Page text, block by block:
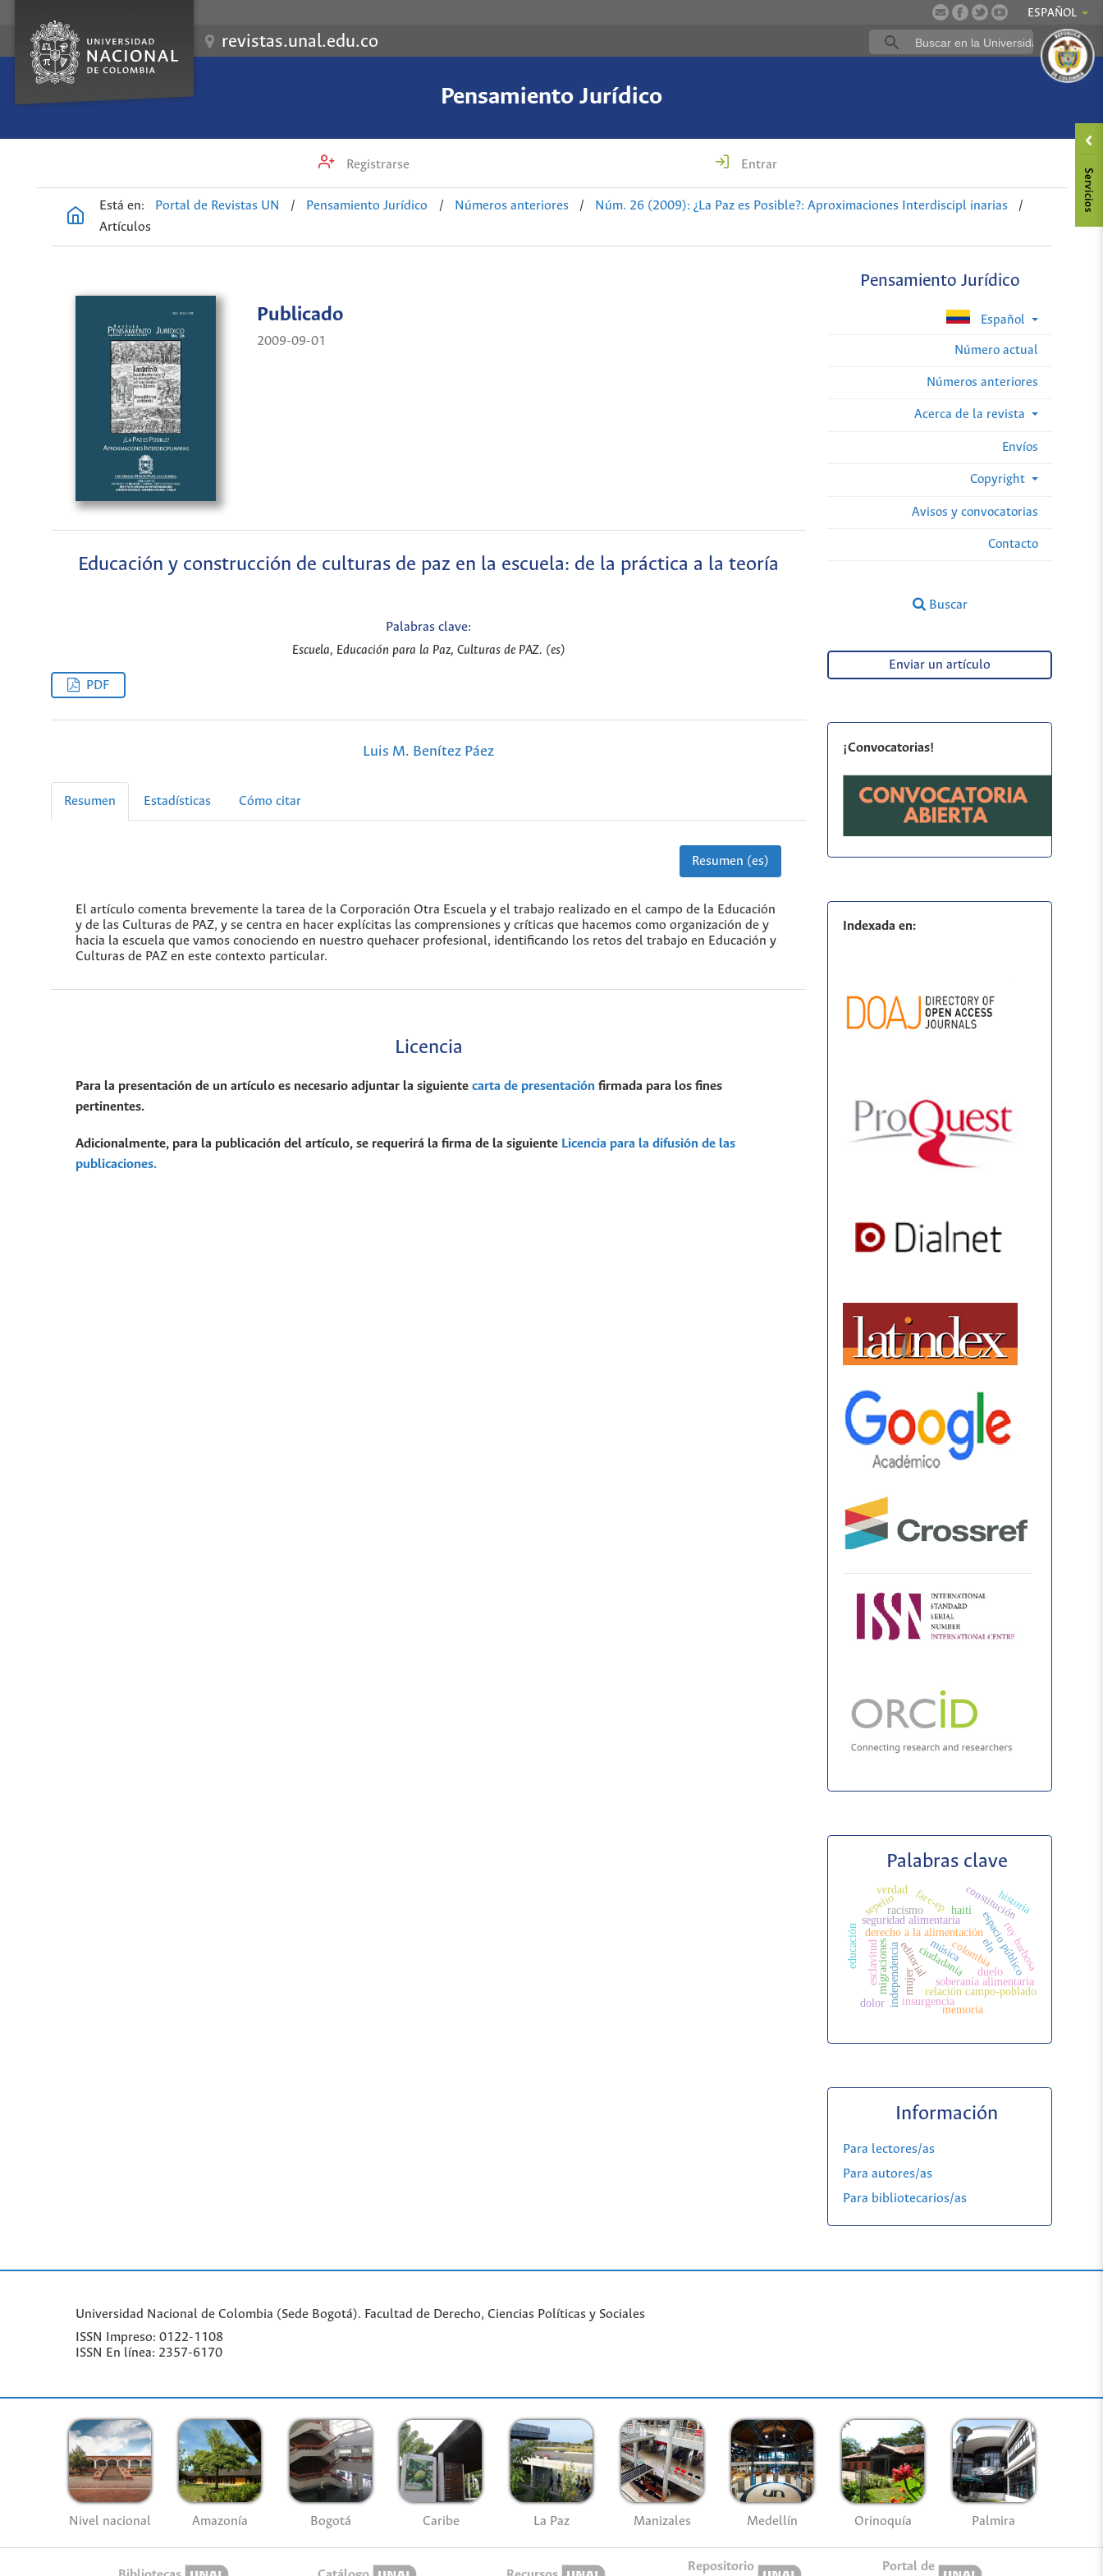
ESPAÑOL
revistas.unal.edu.co
Pensamiento Jurídico
Registrarse Entrar
Está en: Portal de Revistas UN / Pensamiento Jurídico / Números anteriores / Núm. 26 (2009): ¿La Paz es Posible?: Aproximaciones Interdiscipl inarias
/
Artículos
Pensamiento Jurídico
Español
Número actual
Números anteriores
Acerca de la revista
Envíos
Copyright
Avisos y convocatorias
Contacto
Buscar
Publicado
2009-09-01
Educación y construcción de culturas de paz en la escuela: de la práctica a la teoría
Palabras clave:
Escuela, Educación para la Paz, Culturas de PAZ. (es)
PDF
Luis M. Benítez Páez
Resumen Estadísticas Cómo citar
Resumen (es)
El artículo comenta brevemente la tarea de la Corporación Otra Escuela y el trabajo realizado en el campo de la Educación
y de las Culturas de PAZ, y se centra en hacer explícitas las comprensiones y críticas que hacemos como organización de y
hacia la escuela que vamos conociendo en nuestro quehacer profesional, identificando los retos del trabajo en Educación y
Culturas de PAZ en este contexto particular.
Licencia
Para la presentación de un artículo es necesario adjuntar la siguiente carta de presentación firmada para los fines
pertinentes.
Adicionalmente, para la publicación del artículo, se requerirá la firma de la siguiente Licencia para la difusión de las
publicaciones.
Enviar un artículo
¡Convocatorias!
Indexada en:
Palabras clave
editorial
derecho a la alimentación
seguridad alimentaria
soberanía alimentaria
migracionesindependencia
haití
ciudadanía
esclavitud espacio público
relación campo-poblado
colombia
música
insurgencia
eln
farc-ep
racismo constitución
ruy barbosa
historia
memoria
mujer
educación
dolor
duelo
sepelio
verdad
Información
Para lectores/as
Para autores/as
Para bibliotecarios/as
Universidad Nacional de Colombia (Sede Bogotá). Facultad de Derecho, Ciencias Políticas y Sociales
ISSN Impreso: 0122-1108
ISSN En línea: 2357-6170
Nivel nacional Amazonía Bogotá Caribe La Paz Manizales Medellín Orinoquía Palmira
Repositorio
Portal de